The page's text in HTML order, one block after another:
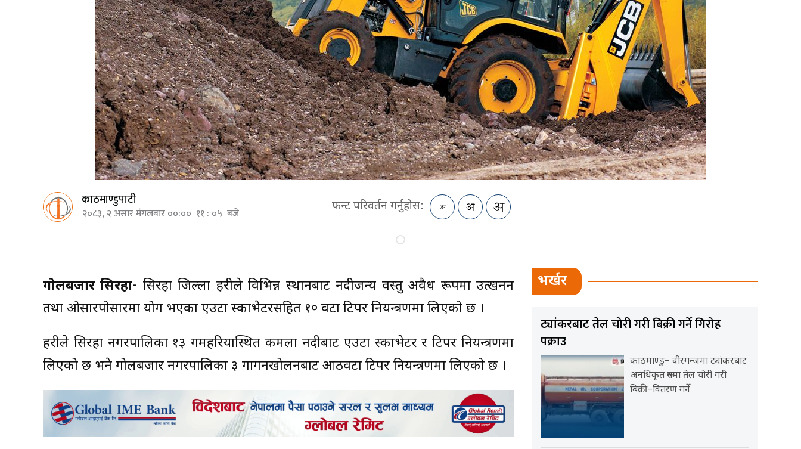
काठमाण्डुपाटी
२०८३, २ असार मंगलबार ००:०० ११ : ०५ बजे फन्ट परिवर्तन गर्नुहोस:
गोलबजार सिरहा- सिरहा जिल्ला प्रहरीले विभिन्न स्थानबाट नदीजन्य वस्तु अवैध रूपमा उत्खनन
तथा ओसारपोसारमा प्रयोग भएका एउटा स्काभेटरसहित १० वटा टिपर नियन्त्रणमा लिएको छ ।
प्रहरीले सिरहा नगरपालिका १३ गमहरियास्थित कमला नदीबाट एउटा स्काभेटर र टिपर नियन्त्रणमा
लिएको छ भने गोलबजार नगरपालिका ३ गागनखोलनबाट आठवटा टिपर नियन्त्रणमा लिएको छ ।
भर्खर
ट्यांकरबाट तेलचोरी गरी बिक्री गर्ने गिरोह
पक्राउ
काठमाण्डु– वीरगन्जमा ट्यांकरबाट
अनधिकृत रूपमा तेल चोरी गरी
बिक्री–वितरण गर्ने